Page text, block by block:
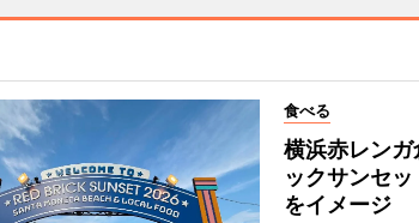
食べる
横浜赤レンガ
ックサンセ
をイメージ